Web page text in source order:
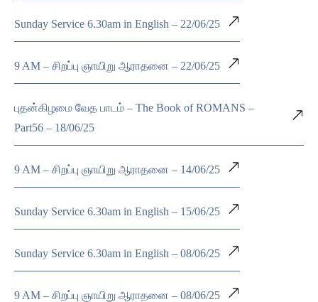
Sunday Service 6.30am in English – 22/06/25
9 AM – சிறப்பு ஞாயிறு ஆராதனை – 22/06/25
புதன்கிழமை வேத பாடம் – The Book of ROMANS –
Part56 – 18/06/25
9 AM – சிறப்பு ஞாயிறு ஆராதனை – 14/06/25
Sunday Service 6.30am in English – 15/06/25
Sunday Service 6.30am in English – 08/06/25
9 AM – சிறப்பு ஞாயிறு ஆராதனை – 08/06/25